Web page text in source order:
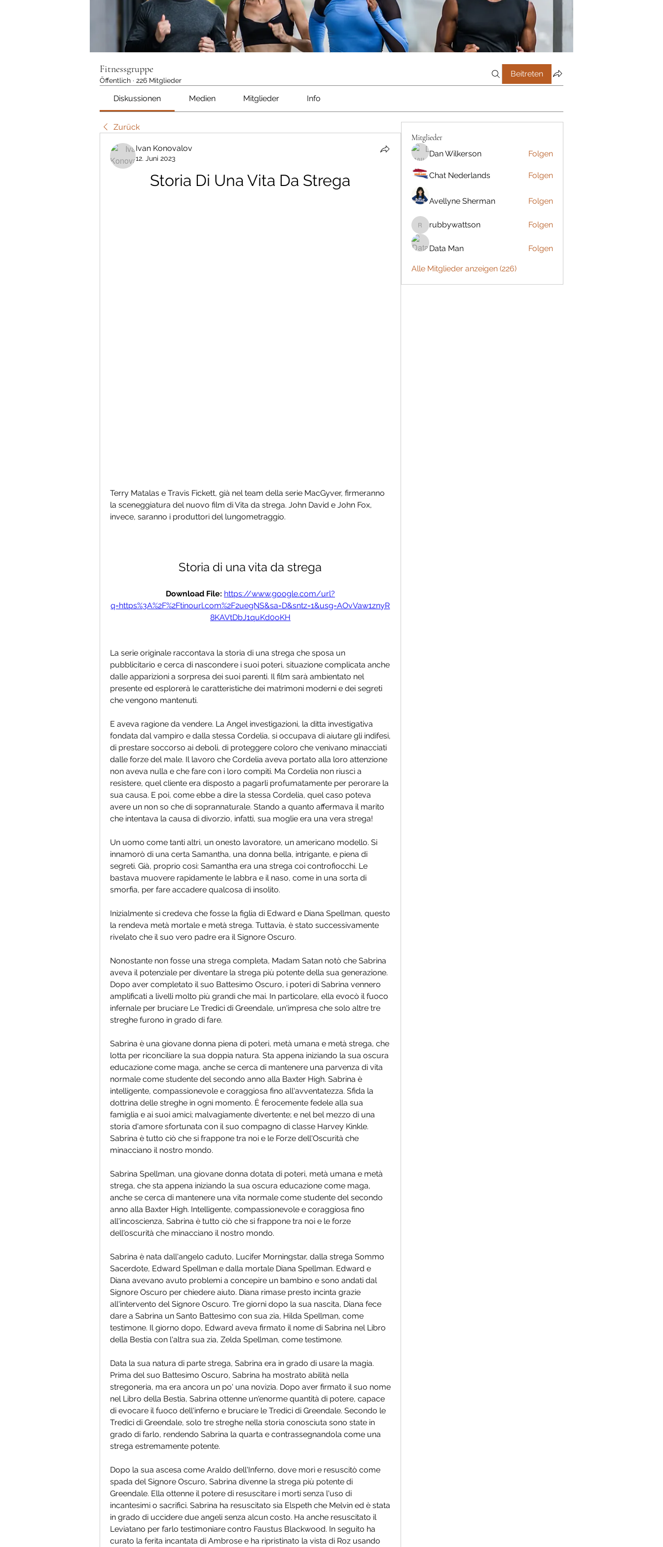
Fitnessgruppe
Öffentlich · 226 Mitglieder
Beitreten
Diskussionen Medien Mitglieder Info
Zurück
Ivan Konovalov
12. Juni 2023
Storia Di Una Vita Da Strega
Terry Matalas e Travis Fickett, già nel team della serie MacGyver, firmeranno
la sceneggiatura del nuovo film di Vita da strega. John David e John Fox,
invece, saranno i produttori del lungometraggio.
Storia di una vita da strega
Download File: https://www.google.com/url?
q=https%3A%2F%2Ftinourl.com%2F2uegNS&sa=D&sntz=1&usg=AOvVaw1znyR
8KAVtDbJ1quKd0oKH
La serie originale raccontava la storia di una strega che sposa un
pubblicitario e cerca di nascondere i suoi poteri, situazione complicata anche
dalle apparizioni a sorpresa dei suoi parenti. Il film sarà ambientato nel
presente ed esplorerà le caratteristiche dei matrimoni moderni e dei segreti
che vengono mantenuti.
E aveva ragione da vendere. La Angel investigazioni, la ditta investigativa
fondata dal vampiro e dalla stessa Cordelia, si occupava di aiutare gli indifesi,
di prestare soccorso ai deboli, di proteggere coloro che venivano minacciati
dalle forze del male. Il lavoro che Cordelia aveva portato alla loro attenzione
non aveva nulla e che fare con i loro compiti. Ma Cordelia non riuscì a
resistere, quel cliente era disposto a pagarli profumatamente per perorare la
sua causa. E poi, come ebbe a dire la stessa Cordelia, quel caso poteva
avere un non so che di soprannaturale. Stando a quanto affermava il marito
che intentava la causa di divorzio, infatti, sua moglie era una vera strega!
Un uomo come tanti altri, un onesto lavoratore, un americano modello. Si
innamorò di una certa Samantha, una donna bella, intrigante, e piena di
segreti. Già, proprio così: Samantha era una strega coi controfiocchi. Le
bastava muovere rapidamente le labbra e il naso, come in una sorta di
smorfia, per fare accadere qualcosa di insolito.
Inizialmente si credeva che fosse la figlia di Edward e Diana Spellman, questo
la rendeva metà mortale e metà strega. Tuttavia, è stato successivamente
rivelato che il suo vero padre era il Signore Oscuro.
Nonostante non fosse una strega completa, Madam Satan notò che Sabrina
aveva il potenziale per diventare la strega più potente della sua generazione.
Dopo aver completato il suo Battesimo Oscuro, i poteri di Sabrina vennero
amplificati a livelli molto più grandi che mai. In particolare, ella evocò il fuoco
infernale per bruciare Le Tredici di Greendale, un'impresa che solo altre tre
streghe furono in grado di fare.
Sabrina è una giovane donna piena di poteri, metà umana e metà strega, che
lotta per riconciliare la sua doppia natura. Sta appena iniziando la sua oscura
educazione come maga, anche se cerca di mantenere una parvenza di vita
normale come studente del secondo anno alla Baxter High. Sabrina è
intelligente, compassionevole e coraggiosa fino all'avventatezza. Sfida la
dottrina delle streghe in ogni momento. È ferocemente fedele alla sua
famiglia e ai suoi amici; malvagiamente divertente; e nel bel mezzo di una
storia d'amore sfortunata con il suo compagno di classe Harvey Kinkle.
Sabrina è tutto ciò che si frappone tra noi e le Forze dell'Oscurità che
minacciano il nostro mondo.
Sabrina Spellman, una giovane donna dotata di poteri, metà umana e metà
strega, che sta appena iniziando la sua oscura educazione come maga,
anche se cerca di mantenere una vita normale come studente del secondo
anno alla Baxter High. Intelligente, compassionevole e coraggiosa fino
all'incoscienza, Sabrina è tutto ciò che si frappone tra noi e le forze
dell'oscurità che minacciano il nostro mondo.
Sabrina è nata dall'angelo caduto, Lucifer Morningstar, dalla strega Sommo
Sacerdote, Edward Spellman e dalla mortale Diana Spellman. Edward e
Diana avevano avuto problemi a concepire un bambino e sono andati dal
Signore Oscuro per chiedere aiuto. Diana rimase presto incinta grazie
all'intervento del Signore Oscuro. Tre giorni dopo la sua nascita, Diana fece
dare a Sabrina un Santo Battesimo con sua zia, Hilda Spellman, come
testimone. Il giorno dopo, Edward aveva firmato il nome di Sabrina nel Libro
della Bestia con l'altra sua zia, Zelda Spellman, come testimone.
Data la sua natura di parte strega, Sabrina era in grado di usare la magia.
Prima del suo Battesimo Oscuro, Sabrina ha mostrato abilità nella
stregoneria, ma era ancora un po' una novizia. Dopo aver firmato il suo nome
nel Libro della Bestia, Sabrina ottenne un'enorme quantità di potere, capace
di evocare il fuoco dell'inferno e bruciare le Tredici di Greendale. Secondo le
Tredici di Greendale, solo tre streghe nella storia conosciuta sono state in
grado di farlo, rendendo Sabrina la quarta e contrassegnandola come una
strega estremamente potente.
Dopo la sua ascesa come Araldo dell'Inferno, dove morì e resuscitò come
spada del Signore Oscuro, Sabrina divenne la strega più potente di
Greendale. Ella ottenne il potere di resuscitare i morti senza l'uso di
incantesimi o sacrifici. Sabrina ha resuscitato sia Elspeth che Melvin ed è stata
in grado di uccidere due angeli senza alcun costo. Ha anche resuscitato il
Leviatano per farlo testimoniare contro Faustus Blackwood. In seguito ha
curato la ferita incantata di Ambrose e ha ripristinato la vista di Roz usando
Mitglieder
Dan Wilkerson Folgen
Chat Nederlands Folgen
Avellyne Sherman Folgen
rubbywattson
rubbywattson Folgen
Data Man Folgen
Alle Mitglieder anzeigen (226)